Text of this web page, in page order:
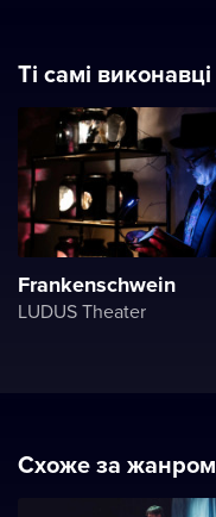
Ті самі виконавці
Frankenschwein
LUDUS Theater
Схоже за жанром